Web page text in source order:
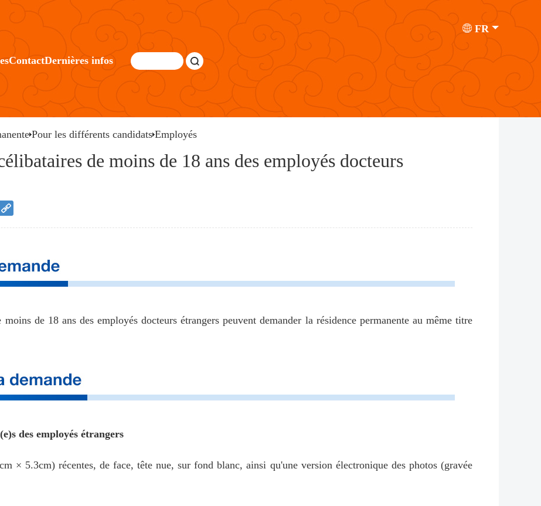
FR
ContactDernières infos
Pour les différents candidats Employés
de moins de 18 ans des employés docteurs
de 18 ans des employés docteurs étrangers peuvent demander la résidence permanente au même titre
des employés étrangers
× 5.3cm) récentes, de face, tête nue, sur fond blanc, ainsi qu'une version électronique des photos (gravée